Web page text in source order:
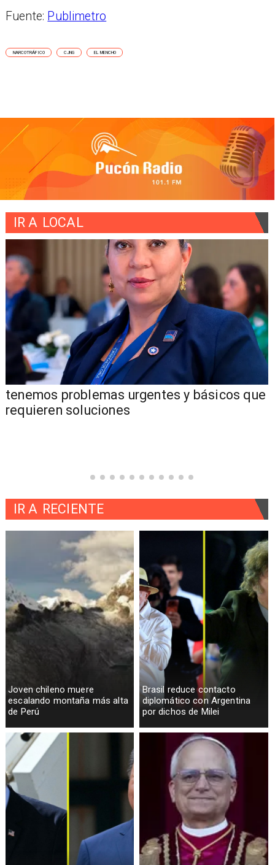
Fuente: Publimetro
NARCOTRÁFICO CJNG EL MENCHO
IR A LOCAL
tenemos problemas urgentes y básicos que
requieren soluciones
Joven chileno muere
escalando montaña más alta
de Perú
Brasil reduce contacto
diplomático con Argentina
por dichos de Milei
IR A RECIENTE